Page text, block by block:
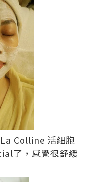
Colline 活細胞
了，感覺很舒緩